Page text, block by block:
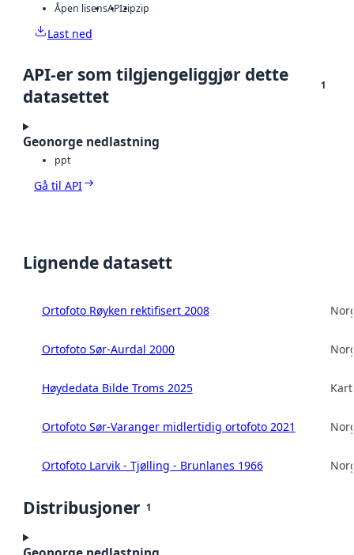
Åpen lisensAPIzipzip
Last ned
API-er som tilgjengeliggjør dette
datasettet
1
Geonorge nedlastning
ppt
Gå til API
Lignende datasett
Ortofoto Røyken rektifisert 2008
Ortofoto Sør-Aurdal 2000
Høydedata Bilde Troms 2025
Ortofoto Sør-Varanger midlertidig ortofoto 2021
Ortofoto Larvik - Tjølling - Brunlanes 1966
Distribusjoner 1